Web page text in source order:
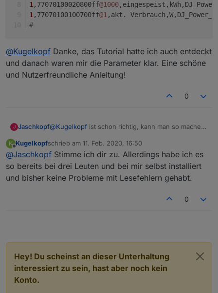
v2=0
hr=0
md=0
smn=0
syn=0
sspr=0.2583
yspr=0
ysgp=156.00
->sensor53 r
tper=10
Gruß Jaschkopf
1 ,77070100020800ff@1000
1 ,77070100100700ff@1 ,akt.
#
@Kugelkopf Danke, das Tutorial hatte ich auch entdeckt
und danach waren mir die Parameter klar. Eine schöne
und Nutzerfreundliche Anleitung!
0
J Jaschkopf@Kugelkopf ist schon richtig, kann man so machen.
Widerstand sind die Flanken der Signale doch
schon etwas verzerrt was zu Fehlern in der
Übertragung kommen kann. Das kann dazu führen
(unrealistische Werte) gelesen werden. Der
Schitttrigger aus ;) wenn man sich schon die Mühe
Gruß Jaschkopf
K
Offline
Kugelkopfschrieb am 11. Feb. 2020, 16:50
zuletzt editiert von
@Jaschkopf Stimme ich dir zu. Allerdings habe ich es
so bereits bei drei Leuten und bei mir selbst installiert
und bisher keine Probleme mit Lesefehlern gehabt.
0
Hey! Du scheinst an dieser Unterhaltung
interessiert zu sein, hast aber noch kein
Konto.